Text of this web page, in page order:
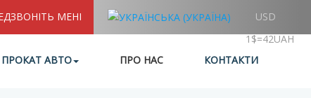
МЕНІ
USD
1$=42UAH
ПРОКАТ АВТО ПРО НАС КОНТАКТИ